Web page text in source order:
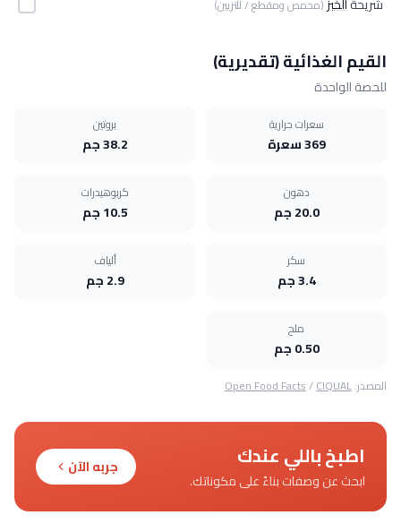
(محمص ومقطع / للتزيين)
القيم الغذائية (تقديرية)
للحصة الواحدة
سعرات حرارية
369 سعرة
بروتين
38.2 جم
دهون
20.0 جم
كربوهيدرات
10.5 جم
سكر
3.4 جم
ألياف
2.9 جم
ملح
0.50 جم
المصدر: Open Food Facts/CIQUAL
اطبخ باللي عندك
ابحث عن وصفات بناءً على مكوناتك.
جربه الآن